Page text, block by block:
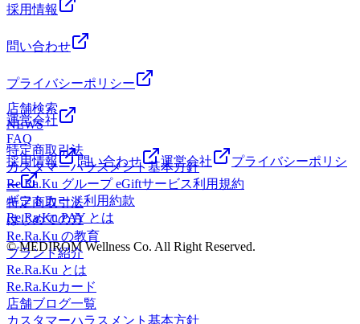
い生活が基本。「健康的な生活＝基礎代謝を上げる生活」
う。※代謝には【新陳代謝】もあるので、こちらもいつか触
なほぐしだけではなく、お客様に合わせた様々な健康に対す
るアドバイスの提案をしております。一緒にこれからの未来
を健康に過ごしましよう＾＾
━━━━━━━━━━━━━━━━━━……‥・☆★☆新し
い健康を考えるRe.Ra.Ku イオンレイクタウン店営業時間
10：00～21：00（最終受付20：20） 〒343-0828埼玉県越
谷市レイクタウン3-1-1イオンレイクタウンmori2FTEL 048-
967-5051JR武蔵野線 越谷レイクタウン駅より徒歩約10分マ
ッサージより気持ちいい！？リラクのボディケアをぜひご体
験ください★
採用情報
問い合わせ
プライバシーポリシー
運営会社
特定商取引法
カスタマーハラスメント基本方針
Re.Ra.Ku グループ eGiftサービス利用規約
ギフトカード利用約款
Re.Ra.Ku PAY とは
© MEDIROM Wellness Co. All Right Reserved.
店舗検索
NEWS
FAQ
採用情報
問い合わせ 運営会社
プライバシーポリシ
ー
特定商取引法
はじめての方
Re.Ra.Ku の教育
ブランド紹介
Re.Ra.Ku とは
Re.Ra.Kuカード
店舗ブログ一覧
カスタマーハラスメント基本方針